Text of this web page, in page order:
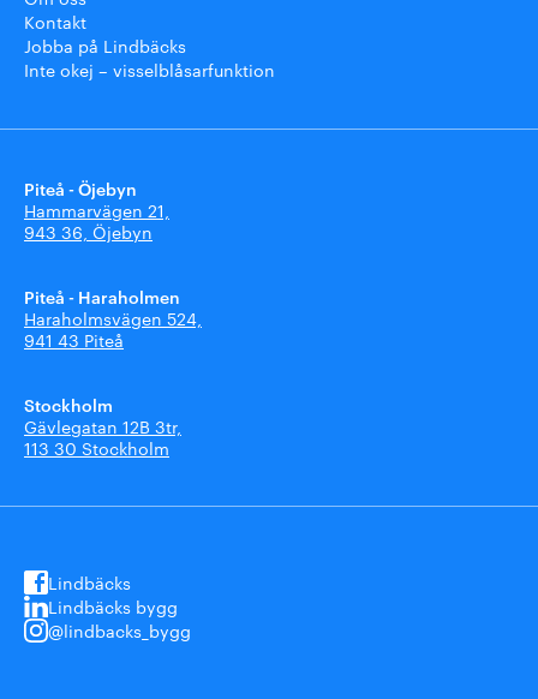
Kontakt
Jobba på Lindbäcks
Inte okej – visselblåsarfunktion
Piteå - Öjebyn
Hammarvägen 21,
943 36, Öjebyn
Piteå - Haraholmen
Haraholmsvägen 524,
941 43 Piteå
Stockholm
Gävlegatan 12B 3tr,
113 30 Stockholm
Lindbäcks
Lindbäcks bygg
@lindbacks_bygg